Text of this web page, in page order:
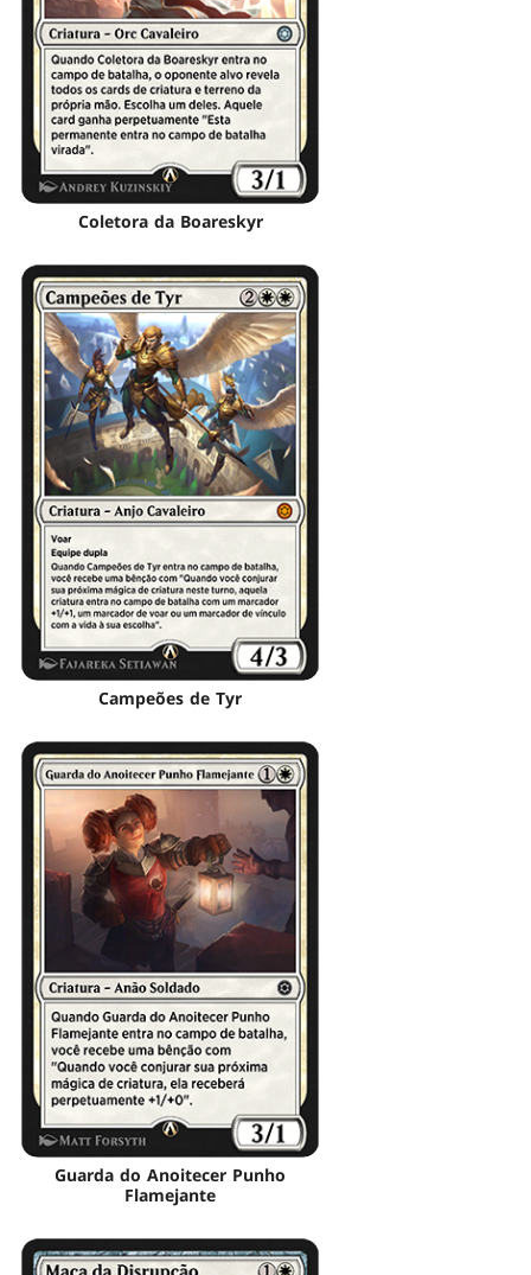
Coletora da Boareskyr
Campeões de Tyr
Guarda do Anoitecer Punho
Flamejante